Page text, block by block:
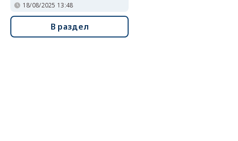
18/08/2025 13:48
В раздел